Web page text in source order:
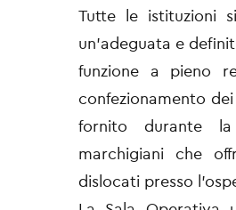
Tutte le istituzioni
un’adeguata e
funzione a pieno
confezionamento
fornito durante
marchigiani che
dislocati presso